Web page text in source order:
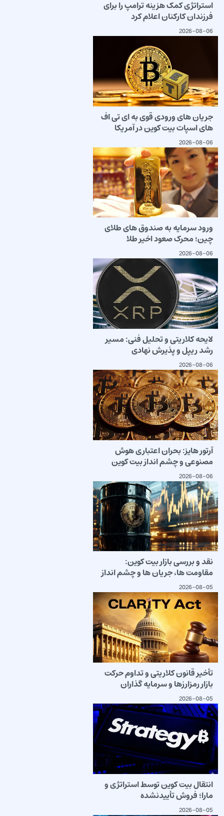
استراتژی کمک هزینه ترامپ را برای
فرزندان کارکنان اعلام کرد
2026-08-06
جریان های ورودی قوی به ای تی اف
های اسپات بیت کوین در آمریکا
2026-08-06
ورود سرمایه به صندوق های طلای
چین؛ محرک صعود اخیر طلا
2026-08-06
لایحه کلاریتی و تحلیل فنی: مسیر
رشد ریپل و پذیرش نهادی
2026-08-06
آرتور هایز: بحران اعتباری هوش
مصنوعی و چشم انداز بیت کوین
2026-08-06
نقد و بررسی بازار بیت کوین:
مقاومت ها، جریان ها و چشم انداز
2026-08-05
تأخیر قانون کلاریتی و تداوم حرکت
بازار رمزارزها و سرمایه گذاران
2026-08-05
انتقال بیت کوین توسط استراتژی و
مارا؛ فروش تأییدنشده
2026-08-05